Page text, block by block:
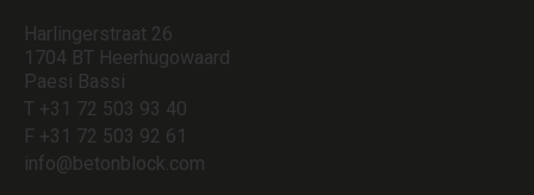
Harlingerstraat 26
1704 BT Heerhugowaard
Paesi Bassi
T +31 72 503 93 40
F +31 72 503 92 61
info@betonblock.com